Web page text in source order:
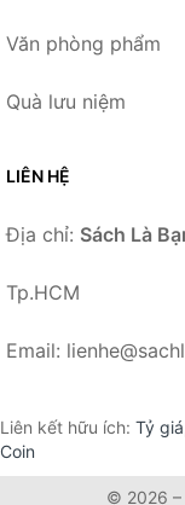
Văn phòng phẩm
Quà lưu niệm
LIÊN HỆ
Địa chỉ: Sách Là
Tp.HCM
Email:
Liên kết hữu ích: Tỷ giá
Coin
© 2026 –